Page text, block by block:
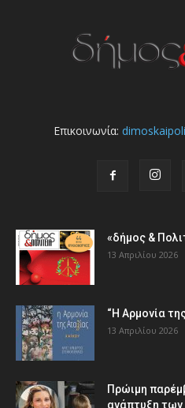
Επικοινωνία:
«δήμος &
13 Απριλίου 2026
“Η Αρμονία
13 Απριλίου 2026
Πρώιμη
ανάπτυξη των